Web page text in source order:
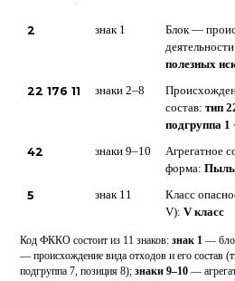
2 знак 1
Блок —
полезных
22 176 11 знаки 2–8
состав: тип
подгруппа 1
42 знаки 9–10
Агрегатное
форма: Пыль
5 знак 11
Класс
V): V класс
Код ФККО состоит из 11 знаков: знак 1 —
— происхождение вида отходов и его состав
подгруппа 7, позиция 8); знаки 9–10 —